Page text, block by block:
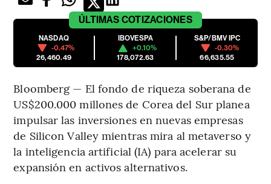
ÚLTIMAS COTIZACIONES
NASDAQ
-0.47%
26,460.49
IBOVESPA
+0.10%
178,072.63
S&P/BMV IPC
-0.30%
66,635.55
Bloomberg — El fondo de riqueza soberana de
US$200.000 millones de Corea del Sur planea
impulsar las inversiones en nuevas empresas
de Silicon Valley mientras mira al metaverso y
la inteligencia artificial (IA) para acelerar su
expansión en activos alternativos.